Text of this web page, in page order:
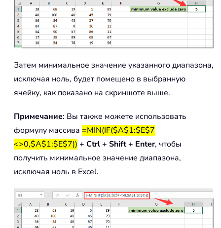
Затем минимальное значение указанного диапазона,
исключая ноль, будет помещено в выбранную
ячейку, как показано на скриншоте выше.
Примечание: Вы также можете использовать
формулу массива =MIN(IF($A$1:$E$7
<>0,$A$1:$E$7)) + Ctrl+ Shift+ Enter, чтобы
получить минимальное значение диапазона,
исключая ноль в Excel.